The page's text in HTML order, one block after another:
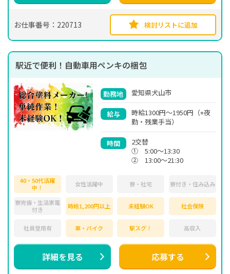
お仕事番号：220713 検討リストに追加
駅近で便利！自動車用ペンキの梱包
勤務地 愛知県犬山市
給与
時給1300円～1950円（+夜
勤・残業手当）
時間
2交替
① 5:00～13:30
② 13:00～21:30
40・50代活躍
中！
女性活躍中 寮・社宅 寮付き・住み込み
寮完備・生活家電
付き
時給1,200円以上 未経験OK 社会保険
社員登用有 車・バイク 駅スグ！ 高収入
詳細を見る 応募する